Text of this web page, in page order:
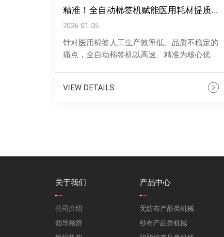
精准！全自动棉签机赋能医用耗材提质扩产
2026-01-05
针对医用棉签人工生产效率低、品质不稳定的
痛点，全自动棉签机以高速、精准为核心优
VIEW DETAILS
关于我们
公司介绍
领导致辞
产品中心
无纺布产品类机械
纱布产品类机械